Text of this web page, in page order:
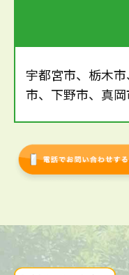
宇都宮市、栃木
市、下野市、真